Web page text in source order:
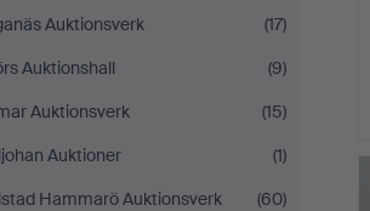
Auktionsverk
(17)
Auktionshall
(9)
Auktionsverk
(15)
Auktioner
(1)
Hammarö Auktionsverk
(60)